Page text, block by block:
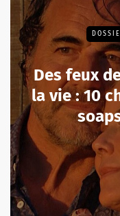
Des feux
la vie : 10